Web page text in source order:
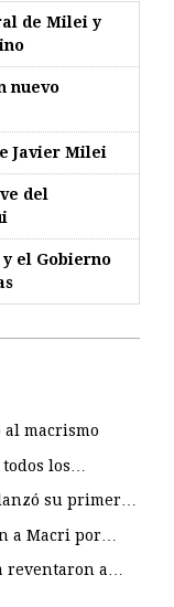
de Milei y
nuevo
Javier Milei
del
el Gobierno
macrismo
los…
su primer…
a Macri por…
reventaron a…